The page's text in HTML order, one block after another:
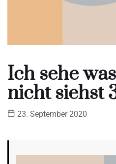
Ich sehe
nicht siehst
23. September 2020